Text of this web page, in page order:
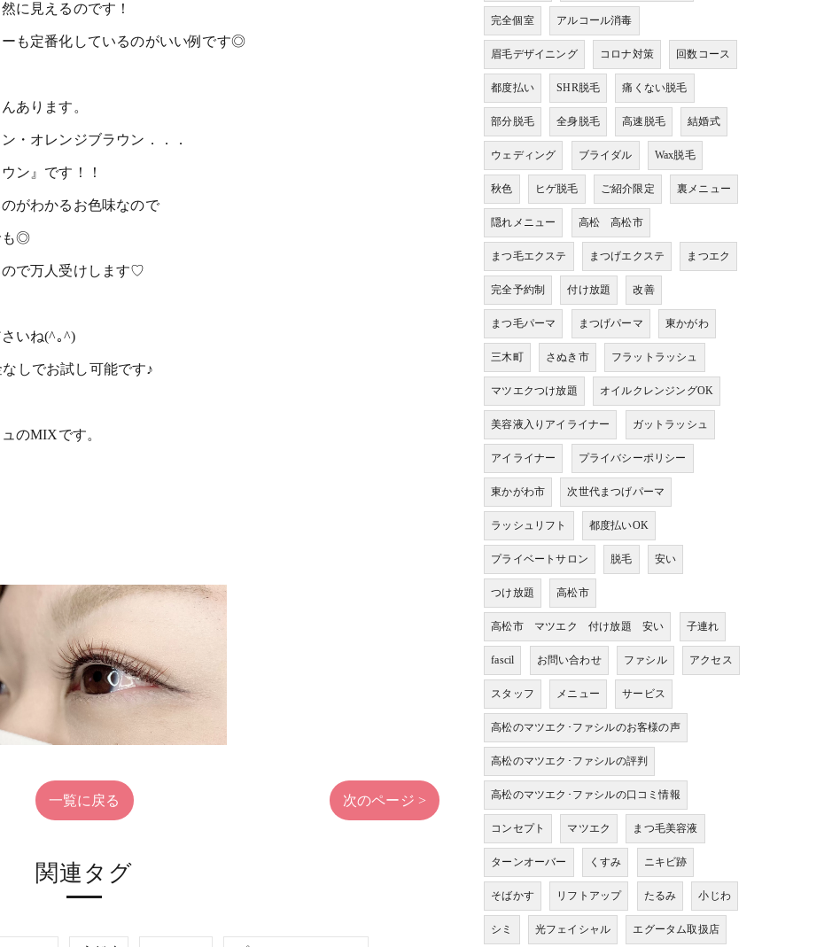
に見えるのです！
も定番化しているのがいい例です◎
あります。
・オレンジブラウン．．．
ン』です！！
がわかるお色味なので
も◎
で万人受けします♡
いね(^｡^)
しでお試し可能です♪
のMIXです。
一覧に戻る 次のページ >
関連タグ
完全個室 アルコール消毒
眉毛デザイニング コロナ対策 回数コース
都度払い SHR脱毛 痛くない脱毛
部分脱毛 全身脱毛 高速脱毛 結婚式
ウェディング ブライダル Wax脱毛
秋色 ヒゲ脱毛 ご紹介限定 裏メニュー
隠れメニュー 高松 高松市
まつ毛エクステ まつげエクステ まつエク
完全予約制 付け放題 改善
まつ毛パーマ まつげパーマ 東かがわ
三木町 さぬき市 フラットラッシュ
マツエクつけ放題 オイルクレンジングOK
美容液入りアイライナー ガットラッシュ
アイライナー プライバシーポリシー
東かがわ市 次世代まつげパーマ
ラッシュリフト 都度払いOK
プライベートサロン 脱毛 安い
つけ放題 高松市
高松市 マツエク 付け放題 安い 子連れ
fascil お問い合わせ ファシル アクセス
スタッフ メニュー サービス
高松のマツエク･ファシルのお客様の声
高松のマツエク･ファシルの評判
高松のマツエク･ファシルの口コミ情報
コンセプト マツエク まつ毛美容液
ターンオーバー くすみ ニキビ跡
そばかす リフトアップ たるみ 小じわ
シミ 光フェイシャル エグータム取扱店